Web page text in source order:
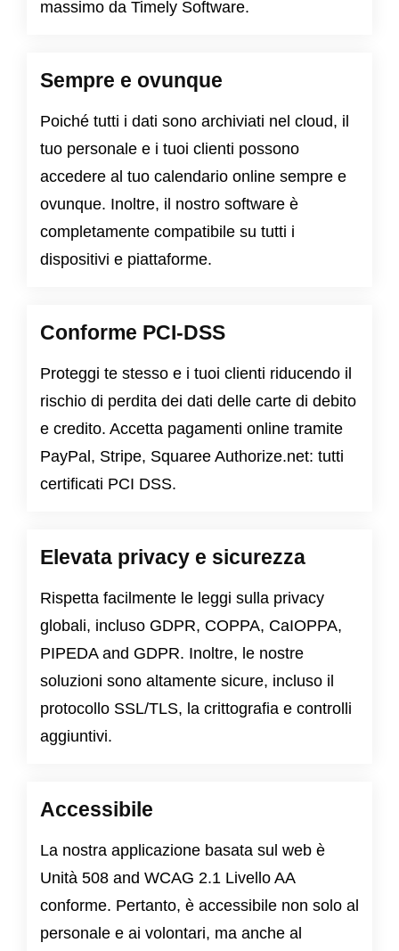
massimo da Timely Software.
Sempre e ovunque
Poiché tutti i dati sono archiviati nel cloud, il
tuo personale e i tuoi clienti possono
accedere al tuo calendario online sempre e
ovunque. Inoltre, il nostro software è
completamente compatibile su tutti i
dispositivi e piattaforme.
Conforme PCI-DSS
Proteggi te stesso e i tuoi clienti riducendo il
rischio di perdita dei dati delle carte di debito
e credito. Accetta pagamenti online tramite
PayPal, Stripe, Squaree Authorize.net: tutti
certificati PCI DSS.
Elevata privacy e sicurezza
Rispetta facilmente le leggi sulla privacy
globali, incluso GDPR, COPPA, CaIOPPA,
PIPEDAand GDPR. Inoltre, le nostre
soluzioni sono altamente sicure, incluso il
protocollo SSL/TLS, la crittografia e controlli
aggiuntivi.
Accessibile
La nostra applicazione basata sul web è
Unità 508 and WCAG 2.1 Livello AA
conforme. Pertanto, è accessibile non solo al
personale e ai volontari, ma anche al